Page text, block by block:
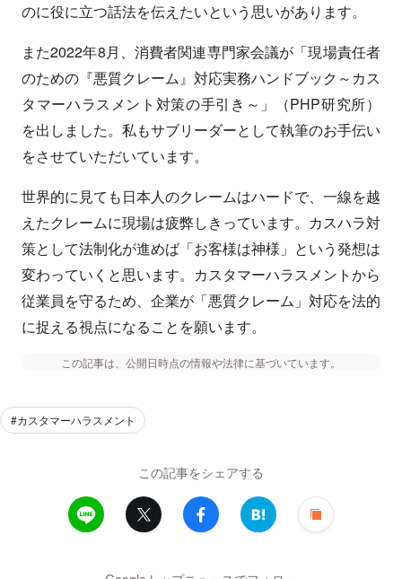
のに役に立つ話法を伝えたいという思いがあります。
また2022年8月、消費者関連専門家会議が「現場責任者
のための『悪質クレーム』対応実務ハンドブック～カス
タマーハラスメント対策の手引き～」（PHP研究所）
を出しました。私もサブリーダーとして執筆のお手伝い
をさせていただいています。
世界的に見ても日本人のクレームはハードで、一線を越
えたクレームに現場は疲弊しきっています。カスハラ対
策として法制化が進めば「お客様は神様」という発想は
変わっていくと思います。カスタマーハラスメントから
従業員を守るため、企業が「悪質クレーム」対応を法的
に捉える視点になることを願います。
この記事は、公開日時点の情報や法律に基づいています。
#カスタマーハラスメント
この記事をシェアする